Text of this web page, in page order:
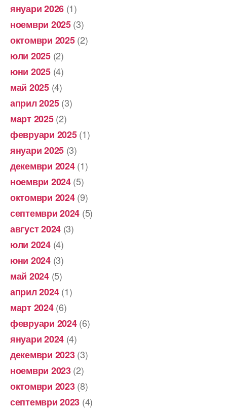
януари 2026 (1)
ноември 2025(3)
октомври 2025(2)
юли 2025(2)
юни 2025(4)
май 2025(4)
април 2025(3)
март 2025(2)
февруари 2025(1)
януари 2025 (3)
декември 2024(1)
ноември 2024(5)
октомври 2024(9)
септември 2024 (5)
август 2024 (3)
юли 2024(4)
юни 2024(3)
май 2024(5)
април 2024(1)
март 2024(6)
февруари 2024(6)
януари 2024 (4)
декември 2023(3)
ноември 2023(2)
октомври 2023(8)
септември 2023 (4)